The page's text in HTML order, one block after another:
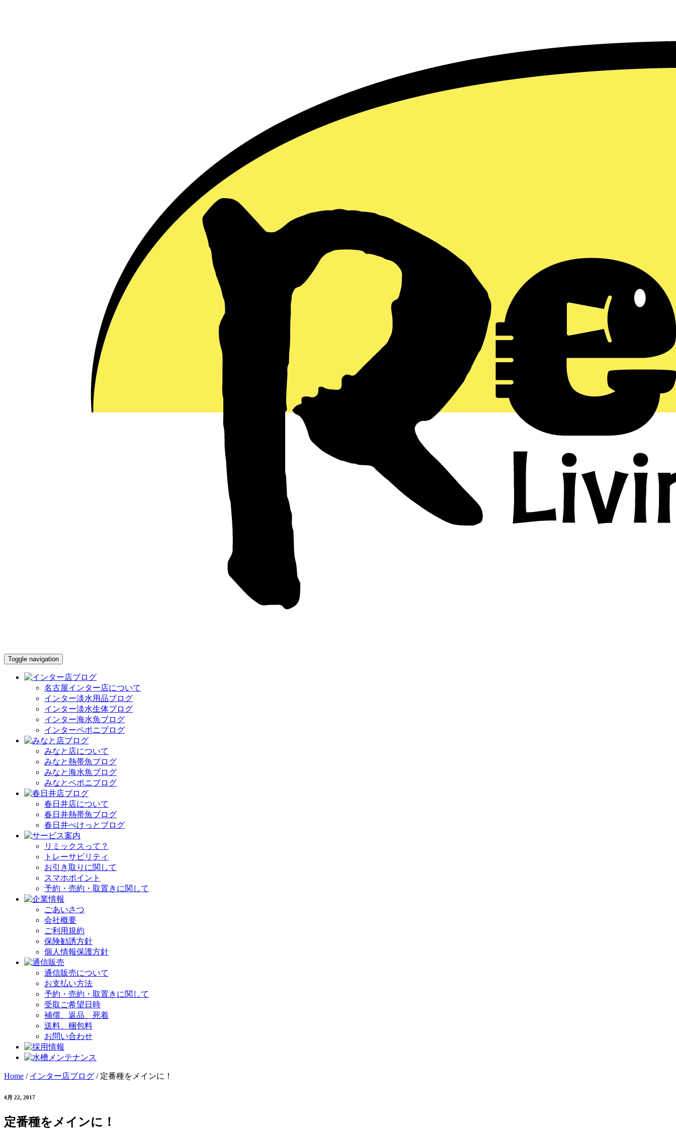
Toggle navigation
名古屋インター店について
インター淡水用品ブログ
インター淡水生体ブログ
インター海水魚ブログ
インターペポニブログ
みなと店について
みなと熱帯魚ブログ
みなと海水魚ブログ
みなとペポニブログ
春日井店について
春日井熱帯魚ブログ
春日井ぺけっとブログ
リミックスって？
トレーサビリティ
お引き取りに関して
スマホポイント
予約・売約・取置きに関して
ごあいさつ
会社概要
ご利用規約
保険勧誘方針
個人情報保護方針
通信販売について
お支払い方法
予約・売約・取置きに関して
受取ご希望日時
補償、返品、死着
送料、梱包料
お問い合わせ
Home / インター店ブログ / 定番種をメインに！
4月 22, 2017
定番種をメインに！